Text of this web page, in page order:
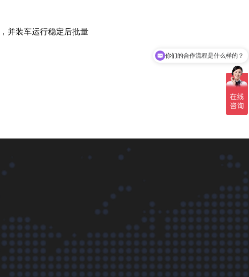
，并装车运行稳定后批量
可以介绍下你们的服务内容么？